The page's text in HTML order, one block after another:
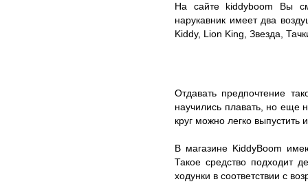
На сайте kiddyboom Вы
нарукавник имеет два
Kiddy, Lion King, Звезда,
Отдавать предпочтение
научились плавать, но еще
круг можно легко выпустить
В магазине KiddyBoom
Такое средство подходит
ходунки в соответствии с